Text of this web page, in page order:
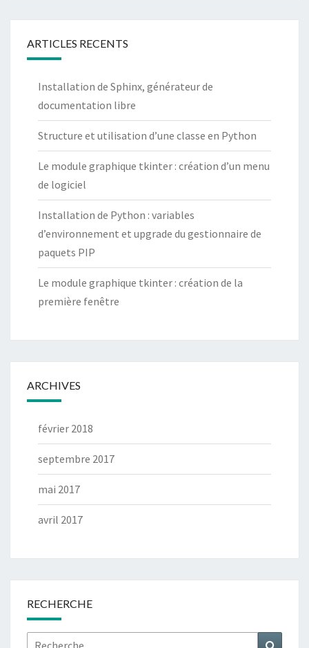
ARTICLES RECENTS
Installation de Sphinx, générateur de
documentation libre
Structure et utilisation d’une classe en Python
Le module graphique tkinter : création d’un menu
de logiciel
Installation de Python : variables
d’environnement et upgrade du gestionnaire de
paquets PIP
Le module graphique tkinter : création de la
première fenêtre
ARCHIVES
février 2018
septembre 2017
mai 2017
avril 2017
RECHERCHE
Rechercher :